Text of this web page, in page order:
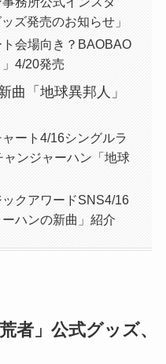
ズ発売のお知らせ」
会場向き？BAOBAO
4/20発売
曲「地球異邦人」
ート4/16シングルラ
ンジャーハン「地球
クアワードSNS4/16
ハンの新曲」紹介
者」公式グッズ、